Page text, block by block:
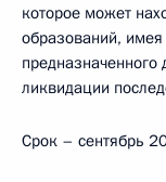
которое может
образований,
ликвидации
Срок – сентябрь